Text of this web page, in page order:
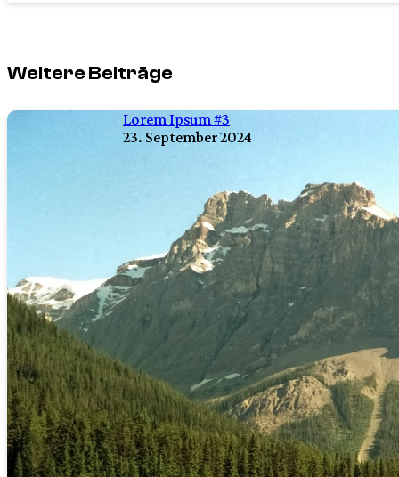
Weitere Beiträge
Lorem Ipsum #3
23. September 2024